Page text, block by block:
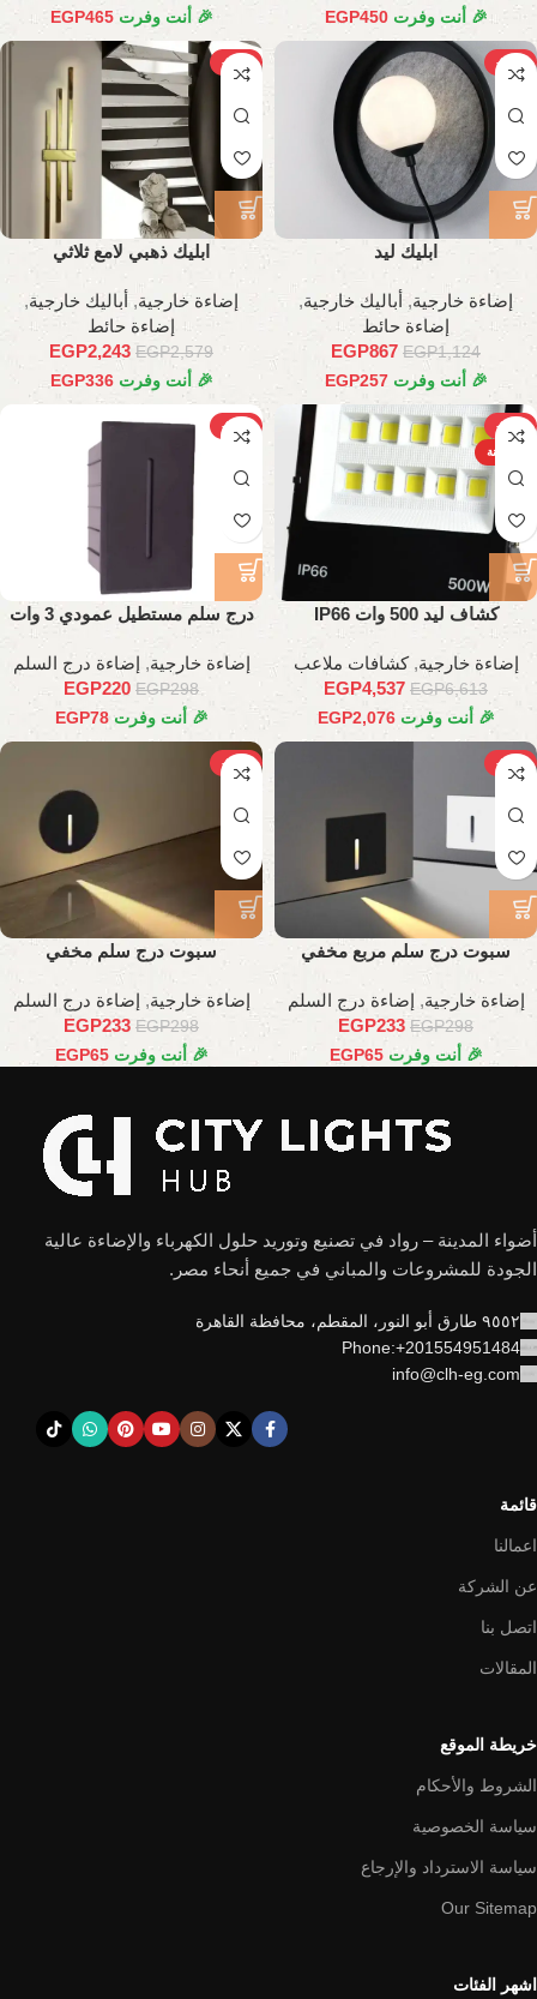
🎉 أنت وفرت EGP450 🎉 أنت وفرت EGP465
-23%
ابليك ليد
إضاءة خارجية, أباليك خارجية,
إضاءة حائط
EGP1,124
EGP867
🎉 أنت وفرت EGP257
-13%
ابليك ذهبي لامع ثلاثي
إضاءة خارجية, أباليك خارجية,
إضاءة حائط
EGP2,579
EGP2,243
🎉 أنت وفرت EGP336
-31%
الساخنة
كشاف ليد 500 وات IP66
إضاءة خارجية,كشافات ملاعب
EGP6,613
EGP4,537
🎉 أنت وفرت EGP2,076
-26%
درج سلم مستطيل عمودي 3 وات
إضاءة خارجية, إضاءة درج السلم
EGP298
EGP220
🎉 أنت وفرت EGP78
-22%
سبوت درج سلم مربع مخفي
إضاءة خارجية, إضاءة درج السلم
EGP298
EGP233
🎉 أنت وفرت EGP65
-22%
سبوت درج سلم مخفي
إضاءة خارجية, إضاءة درج السلم
EGP298
EGP233
🎉 أنت وفرت EGP65
أضواء المدينة – رواد في تصنيع وتوريد حلول الكهرباء والإضاءة عالية
الجودة للمشروعات والمباني في جميع أنحاء مصر.
٩٥٥٢ طارق أبو النور، المقطم، محافظة القاهرة
Phone:+201554951484
info@clh-eg.com
قائمة
اعمالنا
عن الشركة
اتصل بنا
المقالات
خريطة الموقع
الشروط والأحكام
سياسة الخصوصية
سياسة الاسترداد والإرجاع
Our Sitemap
اشهر الفئات